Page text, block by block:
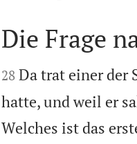

Die Frage

28 Da trat einer der
hatte, und weil er
Welches ist das